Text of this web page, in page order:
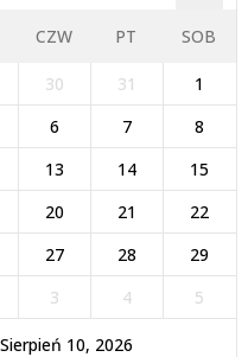
CZW PT SOB
30 31
1
6 7
8
13 14
15
20 21
22
27 28
29
3 4 5
10, 2026